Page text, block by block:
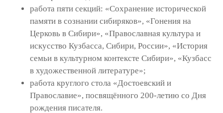
работа пяти секций: «Сохранение исторической
памяти в сознании сибиряков», «Гонения на
Церковь в Сибири», «Православная культура и
искусство Кузбасса, Сибири, России», «История
семьи в культурном контексте Сибири», «Кузбасс
в художественной литературе»;
работа круглого стола «Достоевский и
Православие», посвящённого 200-летию со Дня
рождения писателя.